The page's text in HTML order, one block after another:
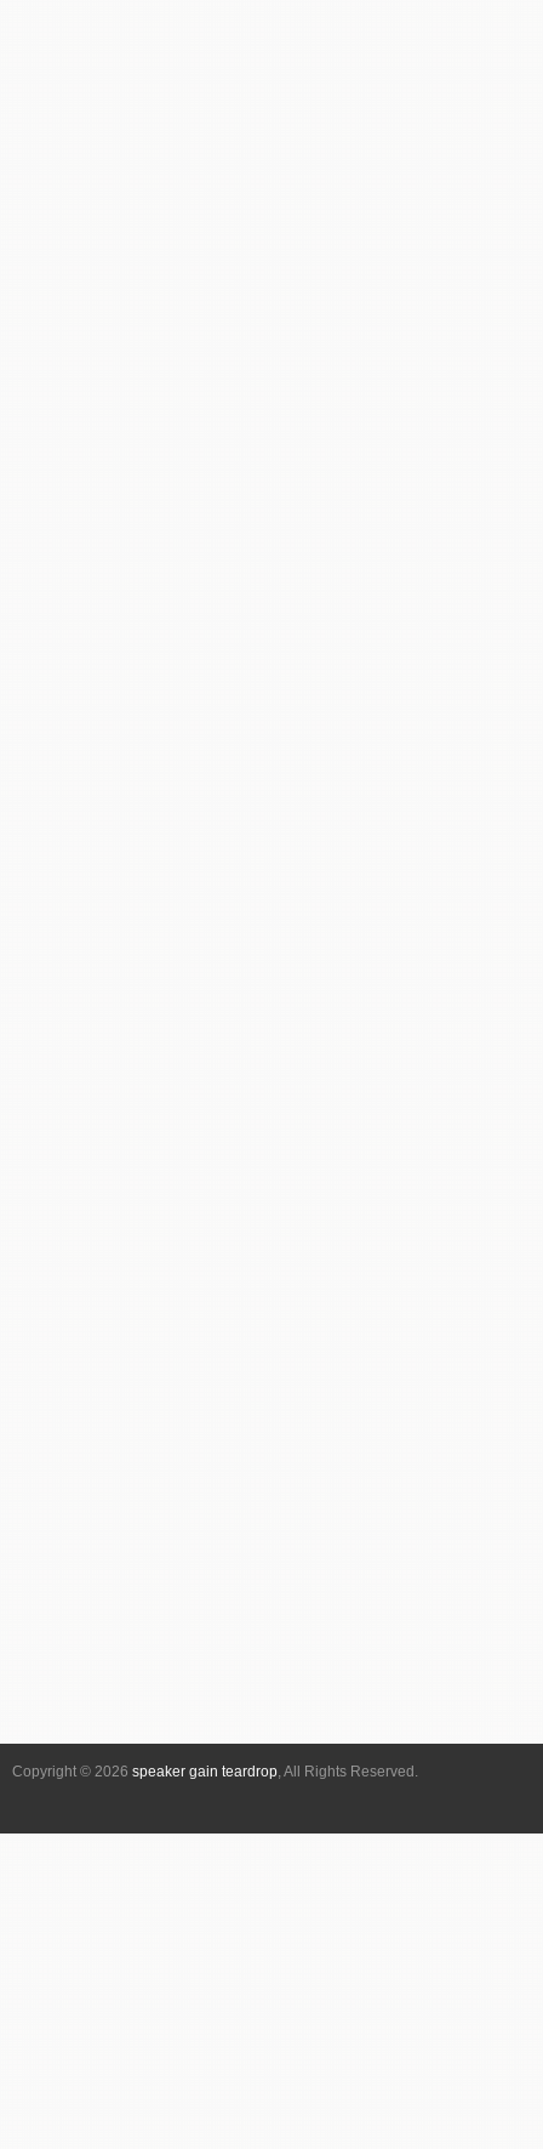
Copyright © 2026 speaker gain teardrop, All Rights Reserved.